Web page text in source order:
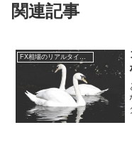
関連記事